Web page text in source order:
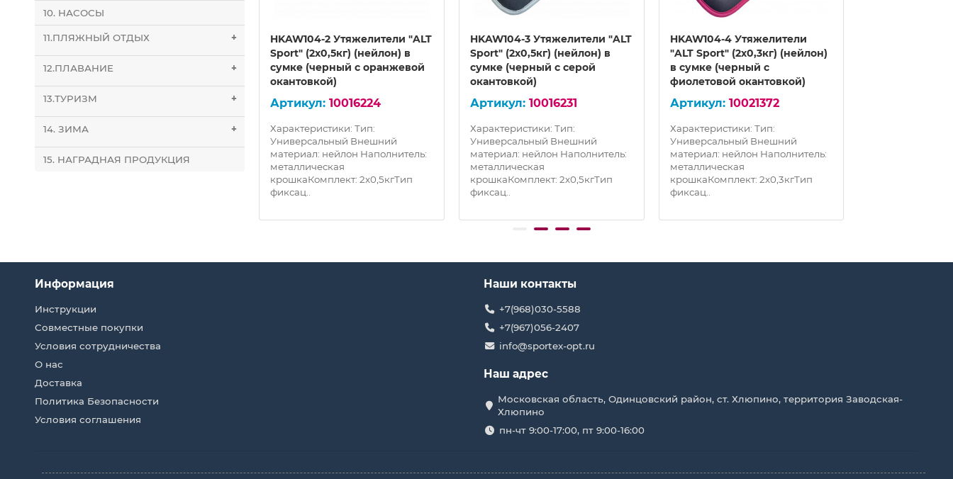
10. НАСОСЫ
11.ПЛЯЖНЫЙ ОТДЫХ +
12.ПЛАВАНИЕ +
13.ТУРИЗМ +
14. ЗИМА +
15. НАГРАДНАЯ ПРОДУКЦИЯ
HKAW133 Утяжелители
(2х2,0кг) (Экокожа) в сумочке
10014167
в сумочке (внешняя часть
искуственная кожа, внутреняя
HKAW104-2 Утяжелители "ALT
Sport" (2х0,5кг) (нейлон) в
сумке (черный с оранжевой
окантовкой)
10016224
Характеристики: Тип:
Универсальный Внешний
материал: нейлон Наполнитель:
металлическая
крошкаКомплект: 2х0,5кгТип
фиксац..
HKAW104-3 Утяжелители "ALT
Sport" (2х0,5кг) (нейлон) в
сумке (черный с серой
окантовкой)
10016231
Характеристики: Тип:
Универсальный Внешний
материал: нейлон Наполнитель:
металлическая
крошкаКомплект: 2х0,5кгТип
фиксац..
HKAW104-4 Утяжелители
"ALT Sport" (2х0,3кг) (нейлон)
в сумке (черный с
фиолетовой окантовкой)
10021372
Характеристики: Тип:
Универсальный Внешний
материал: нейлон Наполнитель:
металлическая
крошкаКомплект: 2х0,3кгТип
фиксац..
Информация
Инструкции
Совместные покупки
Условия сотрудничества
О нас
Доставка
Политика Безопасности
Условия соглашения
Наши контакты
+7(968)030-5588
+7(967)056-2407
info@sportex-opt.ru
Наш адрес
Московская область, Одинцовский район, ст. Хлюпино, территория Заводская-
Хлюпино
пн-чт 9:00-17:00, пт 9:00-16:00